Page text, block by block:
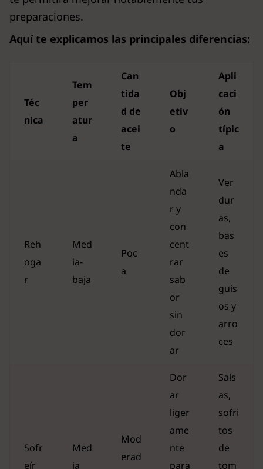
preparaciones.
Aquí te explicamos las principales diferencias:
Téc
nica
Tem
per
atur
a
Can
tida
d de
acei
te
Obj
etiv
o
Apli
caci
ón
típic
a
Reh
oga
r
Med
ia-
baja
Poc
a
Abla
nda
r y
con
cent
rar
sab
or
sin
dor
ar
Ver
dur
as,
bas
es
de
guis
os y
arro
ces
Sofr
eír
Med
ia
Mod
erad
Dor
ar
liger
ame
nte
para
Sals
as,
sofri
tos
de
tom